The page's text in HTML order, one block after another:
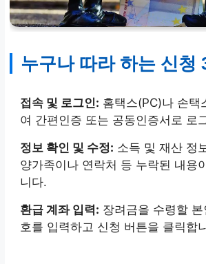
누구나 따라 하는 신청
접속 및 로그인: 홈택스(PC)나 손택
여 간편인증 또는 공동인증서로 로
정보 확인 및 수정: 소득 및 재산 정
양가족이나 연락처 등 누락된 내용
니다.
환급 계좌 입력: 장려금을 수령할
호를 입력하고 신청 버튼을 클릭합